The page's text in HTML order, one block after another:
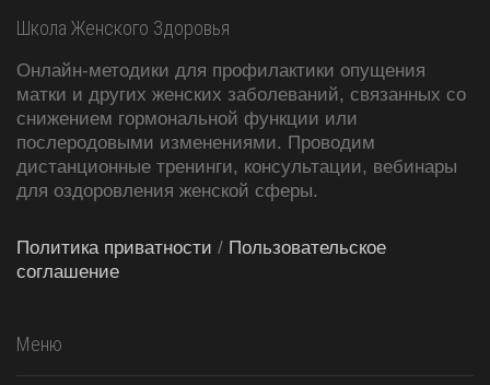
Школа Женского Здоровья
Онлайн-методики для профилактики опущения
матки и других женских заболеваний, связанных со
снижением гормональной функции или
послеродовыми изменениями. Проводим
дистанционные тренинги, консультации, вебинары
для оздоровления женской сферы.
Политика приватности / Пользовательское
соглашение
Меню